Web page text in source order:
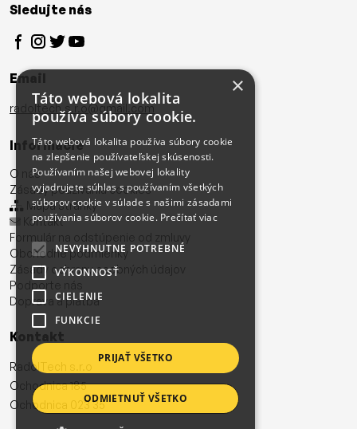
Sledujte nás
Email
radoltech.s.r.o@gmail.com
Informácie
O nás
Zásady používania cookies
Mapa stránky
Kontakt
Formulár na odstúpenie od zmluvy
Obchodné podmienky
Zásady ochrany osobných údajov
Podporte nás
Doprava a platba
Kontakt
RadolTech s.r.o
Ochodnica 185
Ochodnica 023 35
×
Táto webová lokalita
používa súbory cookie.
Táto webová lokalita používa súbory cookie
na zlepšenie používateľskej skúsenosti.
Používaním našej webovej lokality
vyjadrujete súhlas s používaním všetkých
súborov cookie v súlade s našimi zásadami
používania súborov cookie. Prečítať viac
NEVYHNUTNE POTREBNÉ
VÝKONNOSŤ
CIELENIE
FUNKCIE
PRIJAŤ VŠETKO
ODMIETNUŤ VŠETKO